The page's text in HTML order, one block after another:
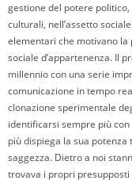
gestione del potere
culturali, nell’assetto
elementari che motivano la
sociale d’appartenenza. Il
millennio con una serie
comunicazione in tempo
clonazione sperimentale
identificarsi sempre più
più dispiega la sua
saggezza. Dietro a noi
trovava i propri